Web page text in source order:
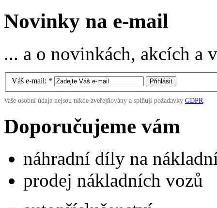
Novinky na e-mail
... a o novinkách, akcích
Váš e-mail: *
Vaše osobní údaje nejsou nikde zveřejňovány a splňují požadavky GDPR
Doporučujeme vám
náhradní díly na
prodej nákladních vozů